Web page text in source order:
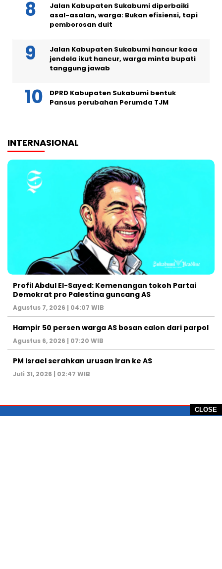
CLOSE
Jalan Kabupaten Sukabumi diperbaiki
asal-asalan, warga: Bukan efisiensi, tapi
pemborosan duit
Jalan Kabupaten Sukabumi hancur kaca
jendela ikut hancur, warga minta bupati
tanggung jawab
DPRD Kabupaten Sukabumi bentuk
Pansus perubahan Perumda TJM
INTERNASIONAL
Profil Abdul El-Sayed: Kemenangan tokoh Partai
Demokrat pro Palestina guncang AS
Agustus 7, 2026 | 04:07 WIB
Hampir 50 persen warga AS bosan calon dari parpol
Agustus 6, 2026 | 07:20 WIB
PM Israel serahkan urusan Iran ke AS
Juli 31, 2026 | 02:47 WIB